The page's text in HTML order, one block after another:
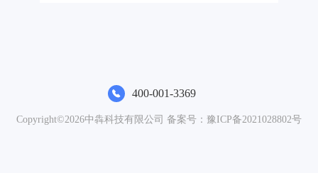
400-001-3369
Copyright©2026中犇科技有限公司 备案号： 豫ICP备2021028802号